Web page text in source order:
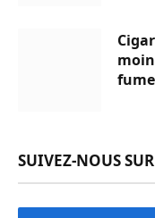
SUIVEZ-NOUS SUR